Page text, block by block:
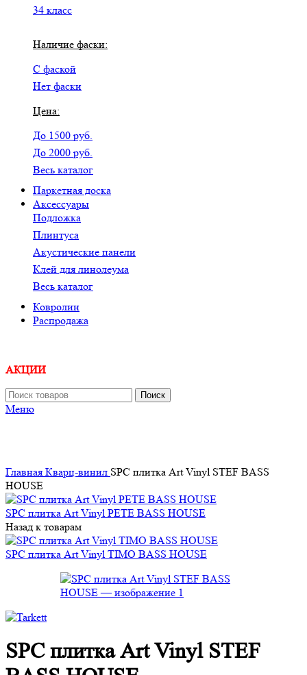
34 класс
Наличие фаски:
С фаской
Нет фаски
Цена:
До 1500 руб.
До 2000 руб.
Весь каталог
Паркетная доска
Аксессуары
Подложка
Плинтуса
Акустические панели
Клей для линолеума
Весь каталог
Ковролин
Распродажа
АКЦИИ
Поиск
Меню
Главная Кварц-винил SPC плитка Art Vinyl STEF BASS
HOUSE
SPC плитка Art Vinyl PETE BASS HOUSE
Назад к товарам
SPC плитка Art Vinyl TIMO BASS HOUSE
SPC плитка Art Vinyl STEF